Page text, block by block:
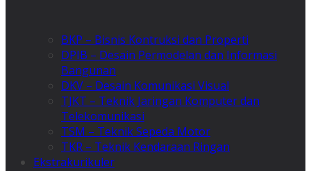
BKP – Bisnis Kontruksi dan Properti
DPIB – Desain Permodelan dan Informasi
Bangunan
DKV – Desain Komunikasi Visual
TJKT – Teknik Jaringan Komputer dan
Telekomunikasi
TSM – Teknik Sepeda Motor
TKR – Teknik Kendaraan Ringan
Ekstrakurikuler